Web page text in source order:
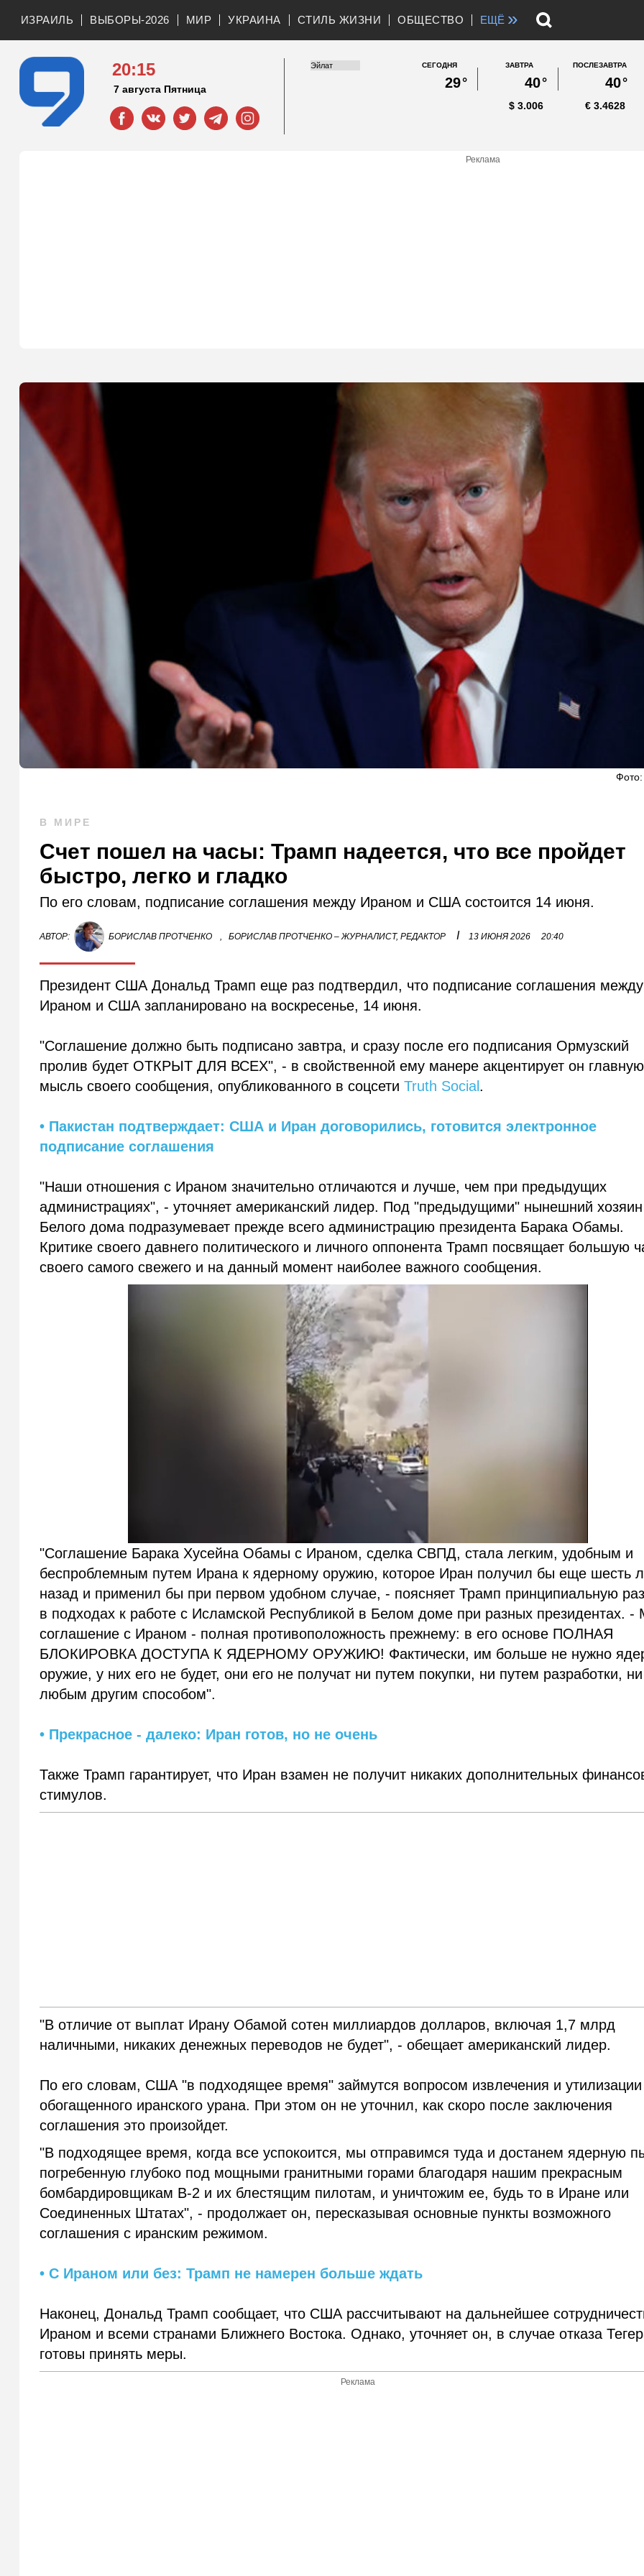
ИЗРАИЛЬ ВЫБОРЫ-2026 МИР УКРАИНА СТИЛЬ ЖИЗНИ ОБЩЕСТВО ЕЩЁ »
20:15
7 августа Пятница
СЕГОДНЯ
29°
ЗАВТРА
40°
ПОСЛЕЗАВТРА
40°
3.006
$ 3.4628
€
Реклама
Фото:
В МИРЕ
Счет пошел на часы: Трамп надеется, что все пройдет
быстро, легко и гладко
По его словам, подписание соглашения между Ираном и США состоится 14 июня.
АВТОР: БОРИСЛАВ ПРОТЧЕНКО , БОРИСЛАВ ПРОТЧЕНКО – ЖУРНАЛИСТ, РЕДАКТОР I 13 ИЮНЯ 2026 20:40
Президент США Дональд Трамп еще раз подтвердил, что подписание соглашения между
Ираном и США запланировано на воскресенье, 14 июня.
"Соглашение должно быть подписано завтра, и сразу после его подписания Ормузский
пролив будет ОТКРЫТ ДЛЯ ВСЕХ", - в свойственной ему манере акцентирует он главную
мысль своего сообщения, опубликованного в соцсетиTruth Social .
• Пакистан подтверждает: США и Иран договорились, готовится электронное
подписание соглашения
"Наши отношения с Ираном значительно отличаются и лучше, чем при предыдущих
администрациях", - уточняет американский лидер. Под "предыдущими" нынешний хозяин
Белого дома подразумевает прежде всего администрацию президента Барака Обамы.
Критике своего давнего политического и личного оппонента Трамп посвящает большую
своего самого свежего и на данный момент наиболее важного сообщения.
"Соглашение Барака Хусейна Обамы с Ираном, сделка СВПД, стала легким, удобным и
беспроблемным путем Ирана к ядерному оружию, которое Иран получил бы еще шесть
назад и применил бы при первом удобном случае, - поясняет Трамп принципиальную
в подходах к работе с Исламской Республикой в Белом доме при разных президентах. -
соглашение с Ираном - полная противоположность прежнему: в его основе ПОЛНАЯ
БЛОКИРОВКА ДОСТУПА К ЯДЕРНОМУ ОРУЖИЮ! Фактически, им больше не нужно
оружие, у них его не будет, они его не получат ни путем покупки, ни путем разработки, ни
любым другим способом".
• Прекрасное - далеко: Иран готов, но не очень
Также Трамп гарантирует, что Иран взамен не получит никаких дополнительных
стимулов.
"В отличие от выплат Ирану Обамой сотен миллиардов долларов, включая 1,7 млрд
наличными, никаких денежных переводов не будет", - обещает американский лидер.
По его словам, США "в подходящее время" займутся вопросом извлечения и утилизации
обогащенного иранского урана. При этом он не уточнил, как скоро после заключения
соглашения это произойдет.
"В подходящее время, когда все успокоится, мы отправимся туда и достанем ядерную
погребенную глубоко под мощными гранитными горами благодаря нашим прекрасным
бомбардировщикам B-2 и их блестящим пилотам, и уничтожим ее, будь то в Иране или
Соединенных Штатах", - продолжает он, пересказывая основные пункты возможного
соглашения с иранским режимом.
• С Ираном или без: Трамп не намерен больше ждать
Наконец, Дональд Трамп сообщает, что США рассчитывают на дальнейшее
Ираном и всеми странами Ближнего Востока. Однако, уточняет он, в случае отказа
готовы принять меры.
Реклама